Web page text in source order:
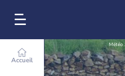
Accueil
Météo